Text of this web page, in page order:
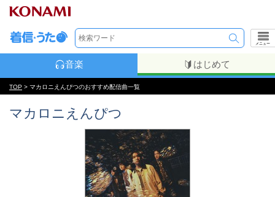
メニュー
音楽 はじめて
TOP > マカロニえんぴつのおすすめ配信曲一覧
マカロニえんぴつ